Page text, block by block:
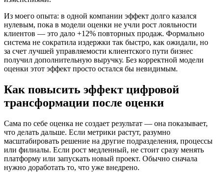
Из моего опыта: в одной компании эффект долго казался
нулевым, пока в модели оценки не учли рост лояльности
клиентов — это дало +12% повторных продаж. Формально
система не сократила издержки так быстро, как ожидали, но
за счет лучшей управляемости клиентского пути бизнес
получил дополнительную выручку. Без корректной модели
оценки этот эффект просто остался бы невидимым.
Как повысить эффект цифровой
трансформации после оценки
Сама по себе оценка не создает результат — она показывает,
что делать дальше. Если метрики растут, разумно
масштабировать решение на другие подразделения, процессы
или филиалы. Если рост медленный, не стоит сразу менять
платформу или запускать новый проект. Обычно сначала
нужно доработать то, что уже внедрено.